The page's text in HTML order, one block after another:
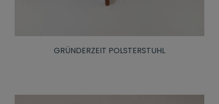
GRÜNDERZEIT POLSTERSTUHL